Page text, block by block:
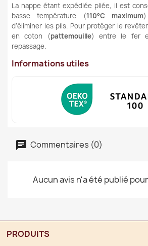
La nappe étant expédiée pliée, il est
basse température (110°C maximum)
d’éliminer les plis. Pour protéger le
en coton (pattemouille) entre le fer
repassage.
Informations utiles
Commentaires (0)
Aucun avis n'a été publié
PRODUITS